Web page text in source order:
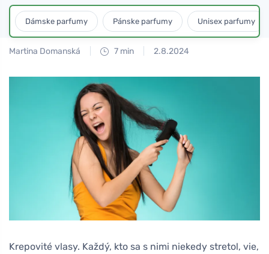
Dámske parfumy Pánske parfumy Unisex parfumy
Martina Domanská 7 min 2.8.2024
Krepovité vlasy. Každý, kto sa s nimi niekedy stretol, vie,